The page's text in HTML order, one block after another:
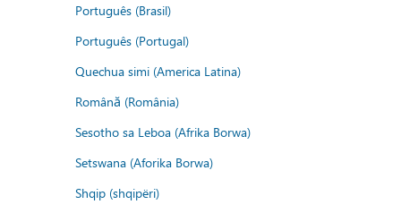
Português (Brasil)
Português (Portugal)
Quechua simi (America Latina)
Română (România)
Sesotho sa Leboa (Afrika Borwa)
Setswana (Aforika Borwa)
Shqip (shqipëri)